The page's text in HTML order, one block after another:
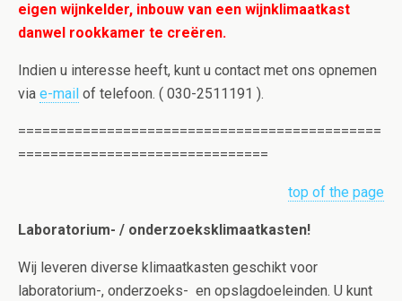
eigen wijnkelder, inbouw van een wijnklimaatkast
danwel rookkamer te creëren.
Indien u interesse heeft, kunt u contact met ons opnemen
via e-mail of telefoon. ( 030-2511191 ).
=============================================
===============================
top of the page
Laboratorium- / onderzoeksklimaatkasten!
Wij leveren diverse klimaatkasten geschikt voor
laboratorium-, onderzoeks- en opslagdoeleinden. U kunt